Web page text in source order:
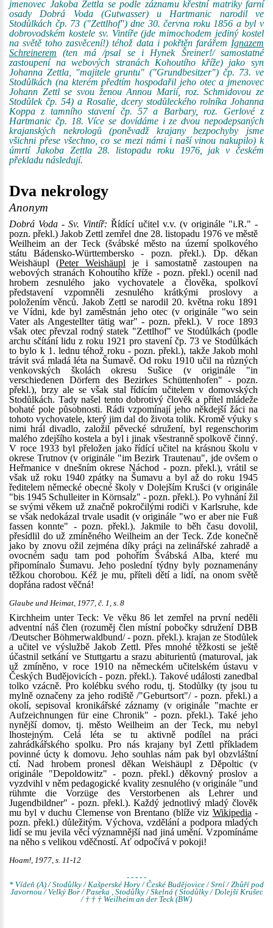
jmenovec Jakoba Zettla se podle záznamu křestní matriky farní
osady Dobrá Voda (Gutwasser) u Hartmanic narodil ve
Stodůlkách čp. 73 ("Zettlhof") dne 30. června roku 1856 a byl v
dobrovodském kostele sv. Vintíře (jde mimochodem jediný kostel
na světě toho zasvěcení!) téhož data i pokřtěn farářem Ignazem
Schreinerem (ten má /psal se i Hynek Šreiner!/ samostatné
zastoupení na webových stranách Kohoutího kříže) jako syn
Johanna Zettla, "majitele gruntu" ("Grundbesitzer") čp. 73. ve
Stodůlkách (na kterém předtím hospodařil jeho otec a jmenovec
Johann Zettl se svou ženou Annou Marií, roz. Schmidovou ze
Stodůlek čp. 54) a Rosalie, dcery stodůleckého rolníka Johanna
Koppa z tamního stavení čp. 57 a Barbary, roz. Gerlové z
Hartmanic čp. 18. Více se dovídáme i ze dvou nepodepsaných
krajanských nekrologů (poněvadž krajany bezpochyby jsme
všichni přese všechno, co se mezi námi i naší vinou nakupilo) k
úmrtí Jakoba Zettla 28. listopadu roku 1976, jak v českém
překladu následují.
Dva nekrology
Anonym
Dobrá Voda - Sv. Vintíř: Řídící učitel v.v. (v originále "i.R." -
pozn. překl.) Jakob Zettl zemřel dne 28. listopadu 1976 ve městě
Weilheim an der Teck (švábské město na území spolkového
státu Bádensko-Württembersko - pozn. překl.). Dp. děkan
Weishäupl (Peter Weishäupl je i samostatně zastoupen na
webových stranách Kohoutího kříže - pozn. překl.) ocenil nad
hrobem zesnulého jako vychovatele a člověka, spolkoví
představení vzpomněli zesnulého krátkými proslovy a
položením věnců. Jakob Zettl se narodil 20. května roku 1891
ve Vídni, kde byl zaměstnán jeho otec (v originále "wo sein
Vater als Angestellter tätig war" - pozn. překl.). V roce 1893
však otec převzal rodný statek "Zettlhof" ve Stodůlkách (podle
archu sčítání lidu z roku 1921 pro stavení čp. 73 ve Stodůlkách
to bylo k 1. lednu téhož roku - pozn. překl.), takže Jakob mohl
trávit svá mladá léta na Šumavě. Od roku 1910 učil na různých
venkovských školách okresu Sušice (v originále "in
verschiedenen Dörfern des Bezirkes Schüttenhofen" - pozn.
překl.), brzy ale se však stal řídícím učitelem v domovských
Stodůlkách. Tady našel tento dobrotivý člověk a přítel mládeže
bohaté pole působnosti. Rádi vzpomínají jeho někdejší žáci na
tohoto vychovatele, který jim dal do života tolik. Kromě výuky s
nimi hrál divadlo, založil pěvecké sdružení, byl regenschorim
malého zdejšího kostela a byl i jinak všestranně spolkově činný.
V roce 1933 byl přeložen jako řídící učitel na krásnou školu v
okrese Trutnov (v originále "im Bezirk Trautenau", jde ovšem o
Heřmanice v dnešním okrese Náchod - pozn. překl.), vrátil se
však už roku 1940 zpátky na Šumavu a byl až do roku 1945
ředitelem německé obecné školy v Dolejším Krušci (v originále
"bis 1945 Schulleiter in Körnsalz" - pozn. překl.). Po vyhnání žil
se svými věkem už značně pokročilými rodiči v Karlsruhe, kde
se však nedokázal trvale usadit (v originále "wo er aber nie Fuß
fassen konnte" - pozn. překl.). Jakmile to běh času dovolil,
přesídlil do už zmíněného Weilheim an der Teck. Zde konečně
jako by znovu ožil zejména díky práci na zelinářské zahradě a
ovocném sadu tam pod pohořím Švábská Alba, které mu
připomínalo Šumavu. Jeho poslední týdny byly poznamenány
těžkou chorobou. Kéž je mu, příteli dětí a lidí, na onom světě
dopřána radost věčná!
Glaube und Heimat, 1977, č. 1, s. 8
Kirchheim unter Teck: Ve věku 86 let zemřel na první neděli
adventní náš člen (rozuměj člen místní pobočky sdružení DBB
/Deutscher Böhmerwaldbund/ - pozn. překl.). krajan ze Stodůlek
a učitel ve výslužbě Jakob Zettl. Přes mnohé těžkosti se ještě
účastnil setkání ve Stuttgartu a srazu abiturientů (maturoval, jak
už zmíněno, v roce 1910 na německém učitelském ústavu v
Českých Budějovicích - pozn. překl.). Takové události zanedbal
tolko vzácně. Pro kolébku svého rodu, tj. Stodůlky (ty jsou tu
mylně označeny za jeho rodiště /"Geburtsort"/ - pozn. překl.) a
okolí, sepisoval kronikářské záznamy (v originále "machte er
Aufzeichnungen für eine Chronik" - pozn. překl.). Také jeho
nynější domov, tj. město Weilheim an der Teck, mu nebyl
lhostejným. Celá léta se tu aktivně podílel na práci
zahrádkářského spolku. Pro nás krajany byl Zettl příkladem
povinné úcty k domovu. Jeho souhlas nám pak byl obzvláštní
ctí. Nad hrobem pronesl děkan Weishäupl z Děpoltic (v
originále "Depoldowitz" - pozn. překl.) děkovný proslov a
vyzdvihl v něm pedagogické kvality zesnulého (v originále "und
rühmte die Vorzüge des Verstorbenen als Lehrer und
Jugendbildner" - pozn. překl.). Každý jednotlivý mladý člověk
mu byl v duchu Clemense von Brentano (blíže viz Wikipedia -
pozn. překl.) důležitým. Výchova, vzdělání a podpora mladých
lidí se mu jevila věcí významnější nad jiná umění. Vzpomínáme
na něho s velikou vděčností. Ať odpočívá v pokoji!
Hoam!, 1977, s. 11-12
- - - - -
* Vídeň (A) / Stodůlky / Kašperské Hory / České Budějovice / Srní / Zhůří pod
Javornou / Velký Bor / Paseka , Stodůlky / Skelná ( Stodůlky / Dolejší Krušec
/ † † † Weilheim an der Teck (BW)